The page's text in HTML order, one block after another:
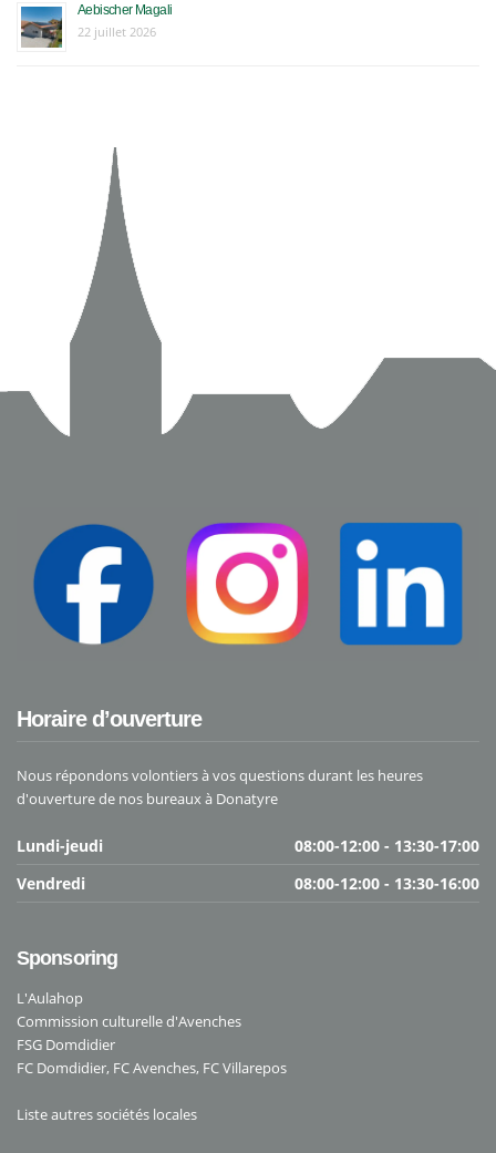
Aebischer Magali
22 juillet 2026
Horaire d’ouverture
Nous répondons volontiers à vos questions durant les heures
d'ouverture de nos bureaux à Donatyre
Lundi-jeudi
08:00-12:00 - 13:30-17:00
Vendredi
08:00-12:00 - 13:30-16:00
Sponsoring
L'Aulahop
Commission culturelle d'Avenches
FSG Domdidier
FC Domdidier, FC Avenches, FC Villarepos
Liste autres sociétés locales